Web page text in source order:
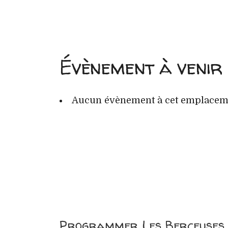
Évènement à venir
Aucun évènement à cet